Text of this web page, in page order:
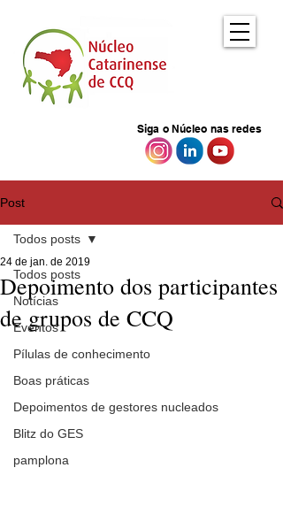
Siga o Núcleo nas redes
Post
Todos posts
Notícias
Eventos
Pílulas de conhecimento
Boas práticas
Depoimentos de gestores nucleados
Blitz do GES
pamplona
Todos posts
Depoimento dos participantes
de grupos de CCQ
24 de jan. de 2019